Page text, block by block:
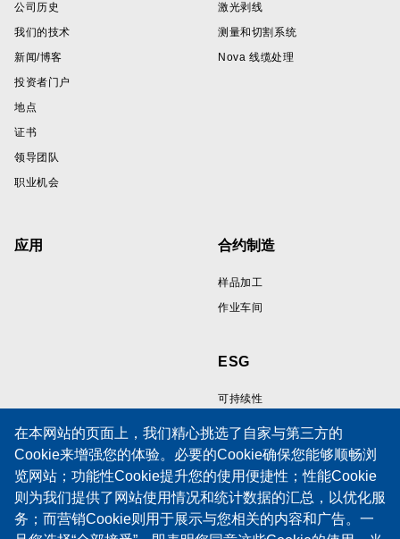
在本网站的页面上，我们精心挑选了自家与第三方的
Cookie来增强您的体验。必要的Cookie确保您能够顺畅浏
览网站；功能性Cookie提升您的使用便捷性；性能Cookie
则为我们提供了网站使用情况和统计数据的汇总，以优化服
务；而营销Cookie则用于展示与您相关的内容和广告。一
公司历史
我们的技术
新闻/博客
投资者门户
地点
证书
领导团队
职业机会
激光剥线
测量和切割系统
Nova 线缆处理
应用 合约制造
样品加工
作业车间
ESG
可持续性
资源
线缆样品展示区
技術論文
支持
技术支持
培训